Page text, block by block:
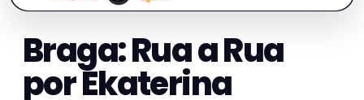
Braga: Rua a Rua
por Ekaterina